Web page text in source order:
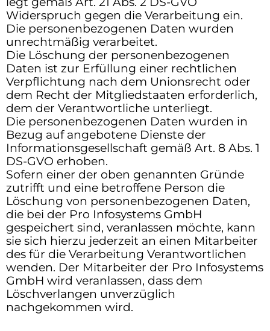
Widerspruch gegen die Verarbeitung ein.
Die personenbezogenen Daten wurden
unrechtmäßig verarbeitet.
Die Löschung der personenbezogenen
Daten ist zur Erfüllung einer rechtlichen
Verpflichtung nach dem Unionsrecht oder
dem Recht der Mitgliedstaaten erforderlich,
dem der Verantwortliche unterliegt.
Die personenbezogenen Daten wurden in
Bezug auf angebotene Dienste der
Informationsgesellschaft gemäß Art. 8 Abs. 1
DS-GVO erhoben.
Sofern einer der oben genannten Gründe
zutrifft und eine betroffene Person die
Löschung von personenbezogenen Daten,
die bei der Pro Infosystems GmbH
gespeichert sind, veranlassen möchte, kann
sie sich hierzu jederzeit an einen Mitarbeiter
des für die Verarbeitung Verantwortlichen
wenden. Der Mitarbeiter der Pro Infosystems
GmbH wird veranlassen, dass dem
Löschverlangen unverzüglich
nachgekommen wird.